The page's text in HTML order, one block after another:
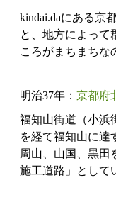
kindai.daにある京
と、地方によって
ころがまちまちな
明治37年： 京都府
福知山街道（小浜
を経て福知山に達
周山、山国、黒田
施工道路」として